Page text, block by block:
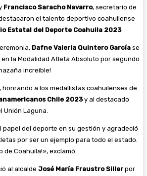
Francisco Saracho Navarro, secretario de
el talento deportivo coahuilense
Estatal del Deporte Coahuila 2023.
Dafne Valeria Quintero García se
la Modalidad Atleta Absoluto por segundo
increíble!
honrando a los medallistas coahuilenses de
Chile 2023y al destacado
Unión Laguna.
papel del deporte en su gestión y agradeció
por ser un ejemplo para todo el estado.
de Coahuila!», exclamó.
al alcalde José María Fraustro Siller por